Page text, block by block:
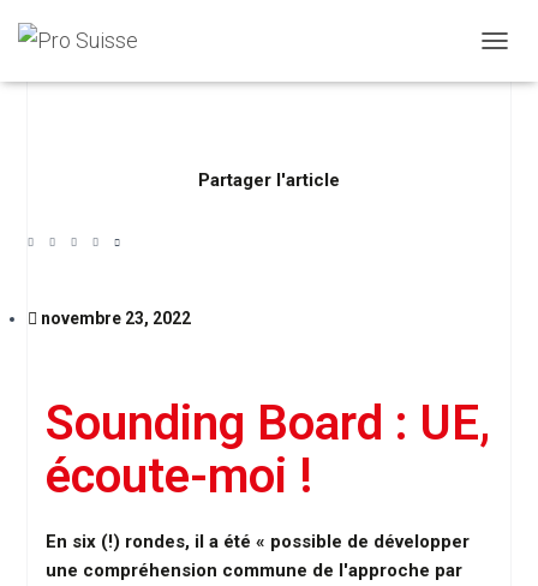
novembre 23, 2022
Partager l'article
Sounding Board : UE,
écoute-moi !
En six (!) rondes, il a été « possible de développer
une compréhension commune de l'approche par